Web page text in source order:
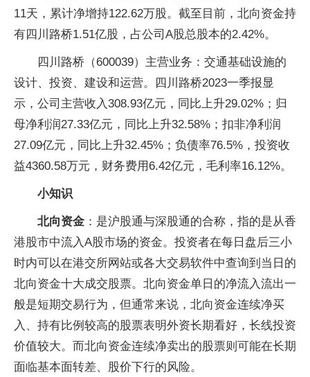
11天，累计净增持122.62万股。截至目前，北向资金持
有四川路桥1.51亿股，占公司A股总股本的2.42%。
四川路桥（600039）主营业务：交通基础设施的
设计、投资、建设和运营。四川路桥2023一季报显
示，公司主营收入308.93亿元，同比上升29.02%；归
母净利润27.33亿元，同比上升32.58%；扣非净利润
27.09亿元，同比上升32.45%；负债率76.5%，投资收
益4360.58万元，财务费用6.42亿元，毛利率16.12%。
小知识
北向资金 ：是沪股通与深股通的合称，指的是从香
港股市中流入A股市场的资金。投资者在每日盘后三小
时内可以在港交所网站或各大交易软件中查询到当日的
北向资金十大成交股票。北向资金单日的净流入流出一
般是短期交易行为，但通常来说，北向资金连续净买
入、持有比例较高的股票表明外资长期看好，长线投资
价值较大。而北向资金连续净卖出的股票则可能在长期
面临基本面转差、股价下行的风险。